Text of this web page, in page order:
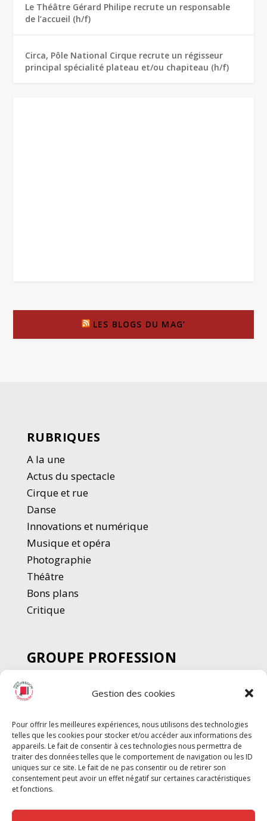
Gestion des cookies
Pour offrir les meilleures expériences, nous utilisons des technologies
telles que les cookies pour stocker et/ou accéder aux informations des
appareils. Le fait de consentir à ces technologies nous permettra de
traiter des données telles que le comportement de navigation ou les ID
uniques sur ce site. Le fait de ne pas consentir ou de retirer son
consentement peut avoir un effet négatif sur certaines caractéristiques
et fonctions.
Le Théâtre Gérard Philipe recrute un responsable
de l’accueil (h/f)
Circa, Pôle National Cirque recrute un régisseur
principal spécialité plateau et/ou chapiteau (h/f)
LES BLOGS DU MAG’
RUBRIQUES
A la une
Actus du spectacle
Cirque et rue
Danse
Innovations et numérique
Musique et opéra
Photographie
Théâtre
Bons plans
Critique
GROUPE PROFESSION
SPECTACLE
Chèque Intermittents
Chèque Compta
Chèque Emploi Spectacle
G-Pods
Profession Audio-visuel